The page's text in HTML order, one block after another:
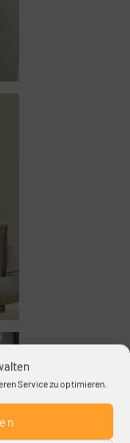
Service zu optimieren.